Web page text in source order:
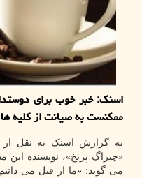
اسنک: خبر خوب برای
ممکنست به صیانت از کلیه
به گزارش اسنک به نقل از
«چیراگ پریخ»، نویسنده این
می گوید: «ما از قبل می